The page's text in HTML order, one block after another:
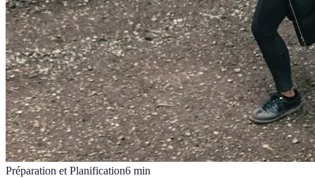
Préparation et Planification6 min